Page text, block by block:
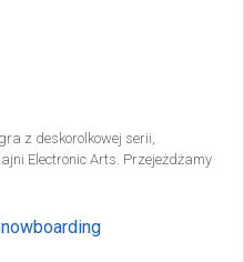
z deskorolkowej serii,
Electronic Arts. Przejeżdżamy
tej serii systemu FlickIt.